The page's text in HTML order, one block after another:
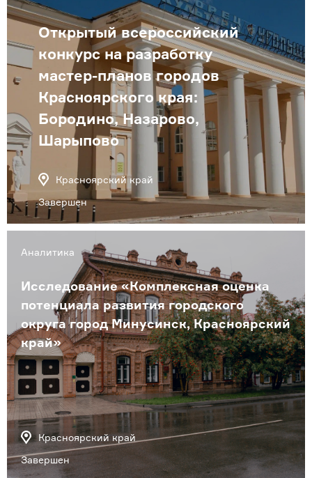
Открытый всероссийский
конкурс на разработку
мастер-планов городов
Красноярского края:
Бородино, Назарово,
Шарыпово
Красноярский край
Завершен
Аналитика
Исследование «Комплексная оценка
потенциала развития городского
округа город Минусинск, Красноярский
край»
Красноярский край
Завершен